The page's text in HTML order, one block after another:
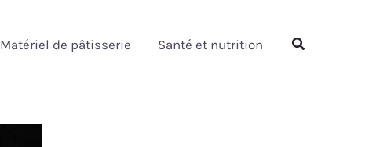
Matériel de pâtisserie Santé et nutrition Rechercher